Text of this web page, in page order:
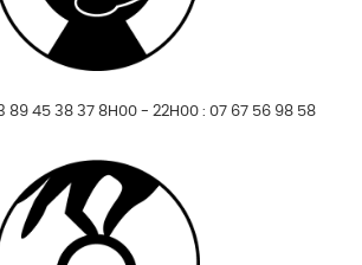
89 45 38 37 8H00 - 22H00 : 07 67 56 98 58